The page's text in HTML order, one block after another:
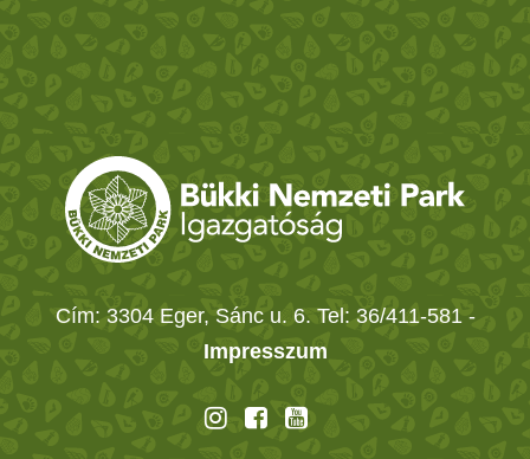
Cím: 3304 Eger, Sánc u. 6. Tel: 36/411-581 -
Impresszum